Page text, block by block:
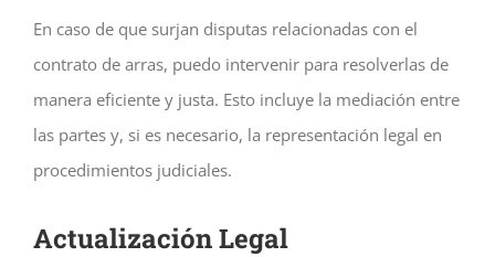
En caso de que surjan disputas relacionadas con el
contrato de arras, puedo intervenir para resolverlas de
manera eficiente y justa. Esto incluye la mediación entre
las partes y, si es necesario, la representación legal en
procedimientos judiciales.
Actualización Legal